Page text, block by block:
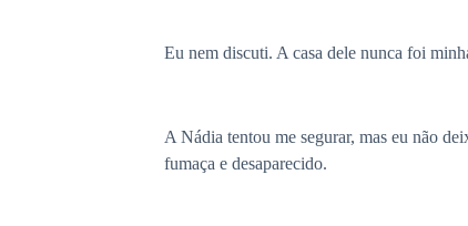
Eu nem discuti. A casa dele nunca foi
A Nádia tentou me segurar, mas eu não
fumaça e desaparecido.